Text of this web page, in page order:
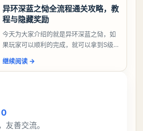
异环深蓝之恸全流程通关攻略，教
程与隐藏奖励
今天为大家介绍的就是异环深蓝之恸，如
果玩家可以顺利的完成，就可以拿到S级弧
比较高的，对于那些新手玩家并不建议直
继续阅读 →
0
友善交流。